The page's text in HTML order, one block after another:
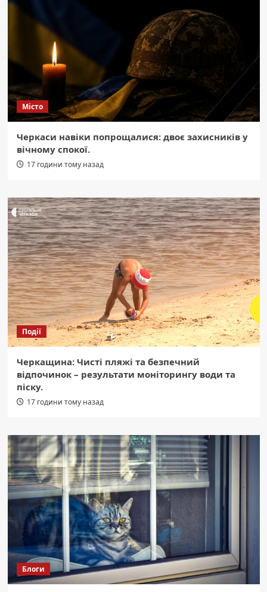
Місто
Черкаси навіки попрощалися: двоє захисників у
вічному спокої.
17 години тому назад
Події
Черкащина: Чисті пляжі та безпечний
відпочинок – результати моніторингу води та
піску.
17 години тому назад
Блоги